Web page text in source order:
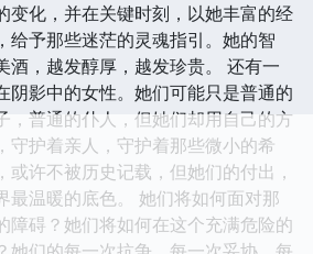
变化，并在关键时刻，以她丰富的经
给予那些迷茫的灵魂指引。她的智
酒，越发醇厚，越发珍贵。 还有一
阴影中的女性。她们可能只是普通的
，普通的仆人，但她们却用自己的方
守护着亲人，守护着那些微小的希
或许不被历史记载，但她们的付出，
最温暖的底色。 她们将如何面对那
障碍？她们将如何在这个充满危险的